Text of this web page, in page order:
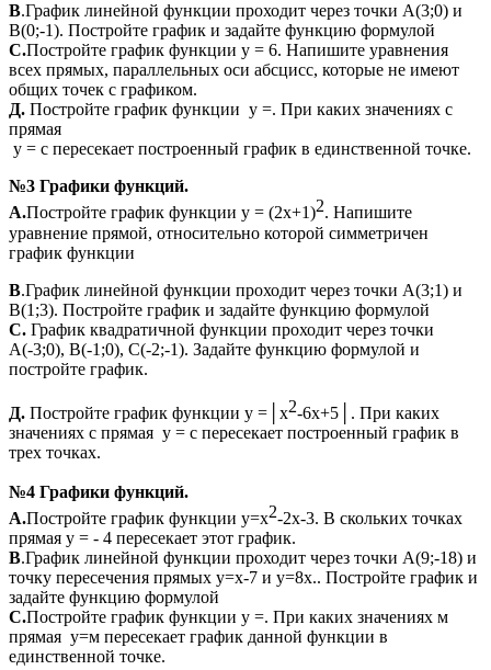
В.График линейной функции проходит через точки А(3;0) и
В(0;-1). Постройте график и задайте функцию формулой
С.Постройте график функции у = 6. Напишите уравнения
всех прямых, параллельных оси абсцисс, которые не имеют
общих точек с графиком.
Д. Постройте график функции у =. При каких значениях с
прямая
у = с пересекает построенный график в единственной точке.
№3 Графики функций.
А.Постройте график функции у = (2х+1)2. Напишите
уравнение прямой, относительно которой симметричен
график функции
В.График линейной функции проходит через точки А(3;1) и
В(1;3). Постройте график и задайте функцию формулой
С. График квадратичной функции проходит через точки
А(-3;0), В(-1;0), С(-2;-1). Задайте функцию формулой и
постройте график.
Д. Постройте график функции у =│х2-6х+5│. При каких
значениях с прямая у = с пересекает построенный график в
трех точках.
№4 Графики функций.
А.Постройте график функции у=х2-2х-3. В скольких точках
прямая у = - 4 пересекает этот график.
В.График линейной функции проходит через точки А(9;-18) и
точку пересечения прямых у=х-7 и у=8х.. Постройте график и
задайте функцию формулой
С.Постройте график функции у =. При каких значениях м
прямая у=м пересекает график данной функции в
единственной точке.